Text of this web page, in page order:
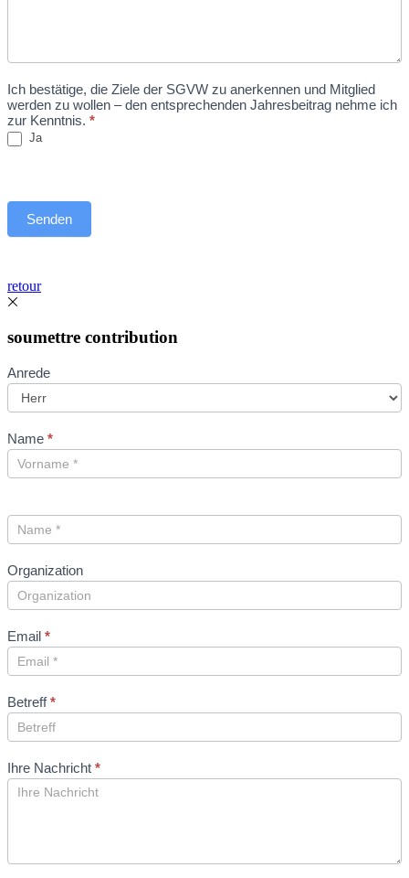
Ich bestätige, die Ziele der SGVW zu anerkennen und Mitglied
werden zu wollen – den entsprechenden Jahresbeitrag nehme ich
zur Kenntnis. *
Ja
Senden
retour
soumettre contribution
Beitrag
einreichen
Anrede
Name *
Organization
Email *
Betreff*
Ihre Nachricht *